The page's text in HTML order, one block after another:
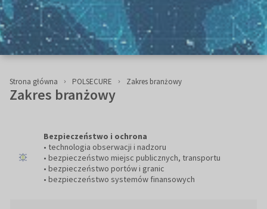
Strona główna POLSECURE Zakres branżowy
Zakres branżowy
Bezpieczeństwo i ochrona
• technologia obserwacji i nadzoru
• bezpieczeństwo miejsc publicznych, transportu
• bezpieczeństwo portów i granic
• bezpieczeństwo systemów finansowych